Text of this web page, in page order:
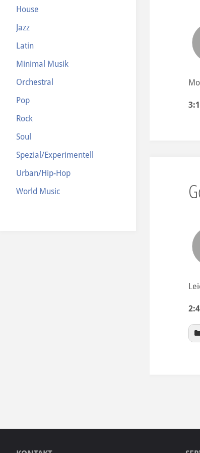
House
Jazz
Latin
Minimal Musik
Orchestral
Pop
Rock
Soul
Spezial/Experimentell
Urban/Hip-Hop
World Music